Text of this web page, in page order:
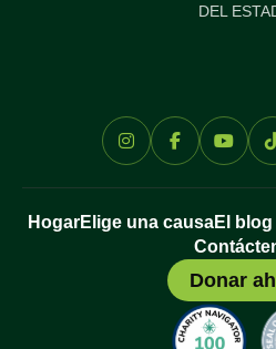
DEL
HogarElige una causaEl
Donar